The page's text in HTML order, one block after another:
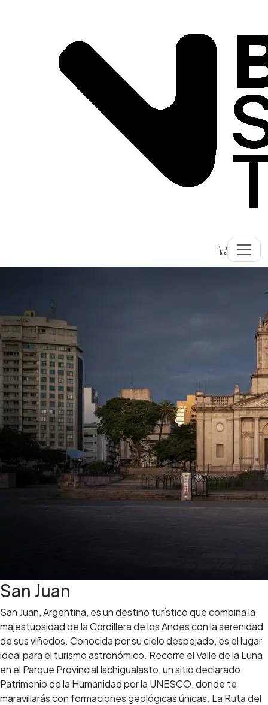
San Juan
San Juan, Argentina, es un destino turístico que combina la
majestuosidad de la Cordillera de los Andes con la serenidad
de sus viñedos. Conocida por su cielo despejado, es el lugar
ideal para el turismo astronómico. Recorre el Valle de la Luna
en el Parque Provincial Ischigualasto, un sitio declarado
Patrimonio de la Humanidad por la UNESCO, donde te
maravillarás con formaciones geológicas únicas. La Ruta del